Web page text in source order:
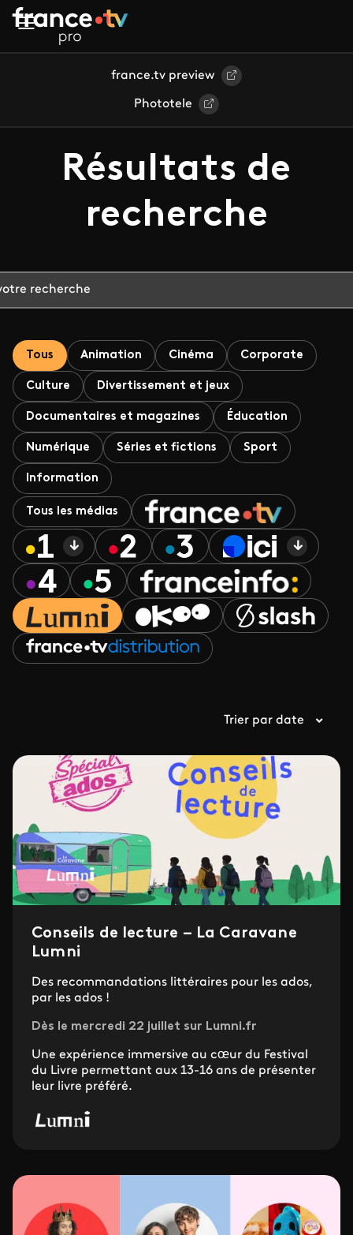
Aller au contenu principal
france.tv preview
Phototele
Résultats de
recherche
Tous Animation Cinéma Corporate
Culture Divertissement et jeux
Documentaires et magazines Éducation
Numérique Séries et fictions Sport
Information
Tous les médias
Trier par date
Conseils de lecture – La Caravane
Lumni
Des recommandations littéraires pour les ados,
par les ados !
Dès le mercredi 22 juillet sur Lumni.fr
Une expérience immersive au cœur du Festival
du Livre permettant aux 13-16 ans de présenter
leur livre préféré.